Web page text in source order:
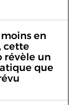
en
cette
révèle un
que